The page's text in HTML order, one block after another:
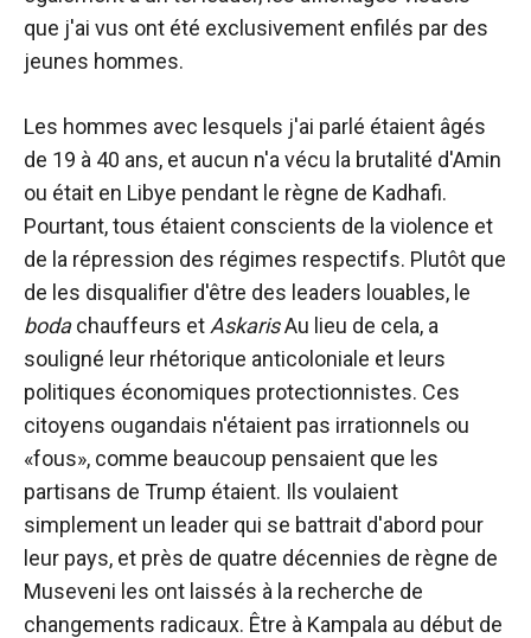
que j'ai vus ont été exclusivement enfilés par des
jeunes hommes.
Les hommes avec lesquels j'ai parlé étaient âgés
de 19 à 40 ans, et aucun n'a vécu la brutalité d'Amin
ou était en Libye pendant le règne de Kadhafi.
Pourtant, tous étaient conscients de la violence et
de la répression des régimes respectifs. Plutôt que
de les disqualifier d'être des leaders louables, le
bodachauffeurs et AskarisAu lieu de cela, a
souligné leur rhétorique anticoloniale et leurs
politiques économiques protectionnistes. Ces
citoyens ougandais n'étaient pas irrationnels ou
«fous», comme beaucoup pensaient que les
partisans de Trump étaient. Ils voulaient
simplement un leader qui se battrait d'abord pour
leur pays, et près de quatre décennies de règne de
Museveni les ont laissés à la recherche de
changements radicaux. Être à Kampala au début de